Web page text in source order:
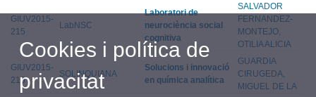
GIUV2015-
215
LabNSC
Laboratori de
neurociència social
cognitiva
SALVADOR
FERNANDEZ-
MONTEJO,
OTILIA ALICIA
GIUV2015-
216
SOLINQUIANA
Solucions i innovació
en química analítica
GUARDIA
CIRUGEDA,
MIGUEL DE LA
Cookies i política de
privacitat